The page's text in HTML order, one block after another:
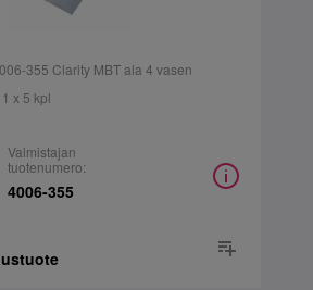
355 Clarity MBT ala 4 vasen
x 5 kpl
Valmistajan
tuotenumero:
4006-355